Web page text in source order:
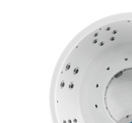
kolačića web-mjesta
Interneta u marketinške
Da li Aquaestil
kolačiće?
Da, s primarnim ciljem
vam omogućile bolje